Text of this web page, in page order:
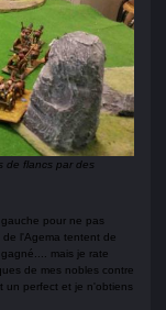
de flancs par des
pour ne pas
de l'Agema tentent de
mais je rate
de mes nobles contre
un perfect et je n'obtiens